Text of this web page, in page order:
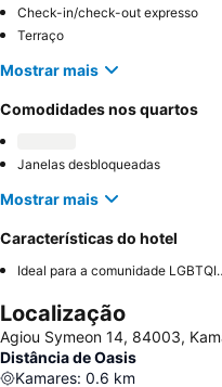
Check-in/check-out expresso
Terraço
Mostrar mais
Comodidades nos quartos
Janelas desbloqueadas
Mostrar mais
Características do hotel
Ideal para
Localização
Agiou Symeon 14, 84003,
Distância de Oasis
Kamares: 0.6 km